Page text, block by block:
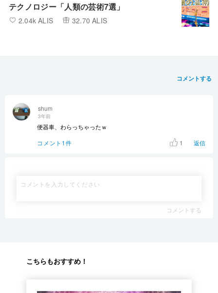
テクノロジー「人類の芸術7選」
2.04k ALIS 32.70 ALIS
コメントする
shum
3年前
便器車、わらっちゃったｗ
コメント1件
1 返信
コメントする
こちらもおすすめ！